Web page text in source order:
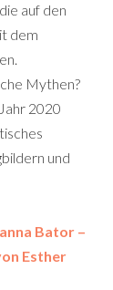
auf den
dem
Mythen?
2020
und
Bator –
Esther